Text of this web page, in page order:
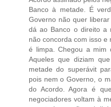
Banco à metade. É
Governo não quer
dá ao Banco o direito a
não concorda com isso e
é limpa. Chegou a mim
Aqueles que diziam
metade do superávit
pois nem o Governo, o
do Acordo. Agora é
negociadores voltam à